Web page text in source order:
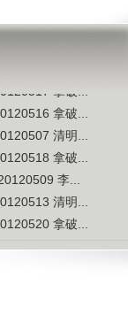
拿破...
拿破...
拿破...
清明...
拿破...
李...
清明...
拿破...